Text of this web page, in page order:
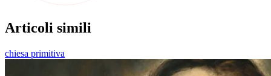
Articoli simili
chiesa primitiva